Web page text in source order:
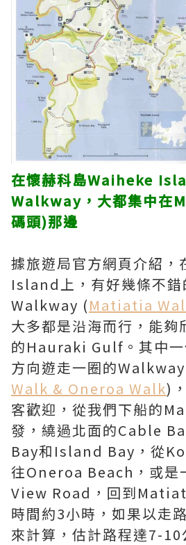
在懷赫科島Waiheke
Walkway，大都集中在
碼頭)那邊
據旅遊局官方網頁介紹
Island上，有好幾條不錯
Walkway (Matiatia
大多都是沿海而行，能夠
的Hauraki Gulf。其中一
方向遊走一圈的Walkway
Walk & Oneroa Walk)
客歡迎，從我們下船的
發，繞過北面的Cable
Bay和Island Bay，從
往Oneroa Beach，或是
View Road，回到
時間約3小時，如果以走
來計算，估計路程達7-10